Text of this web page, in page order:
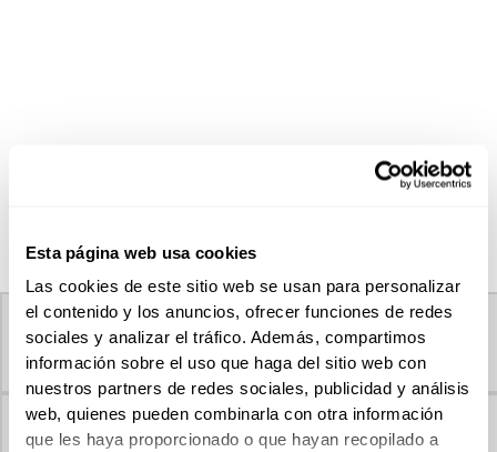
Esta página web usa cookies
Las cookies de este sitio web se usan para personalizar
el contenido y los anuncios, ofrecer funciones de redes
sociales y analizar el tráfico. Además, compartimos
información sobre el uso que haga del sitio web con
nuestros partners de redes sociales, publicidad y análisis
web, quienes pueden combinarla con otra información
que les haya proporcionado o que hayan recopilado a
Ahorro VS Mercado
76%
Potencia solar